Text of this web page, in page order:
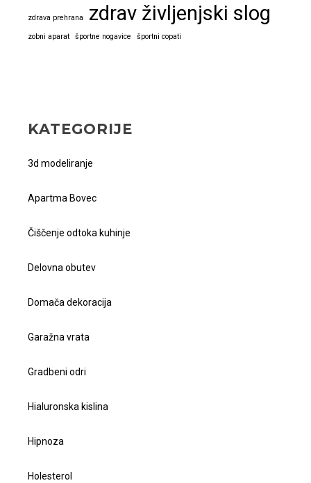
zdrava prehrana zdrav življenjski slog
zobni aparat športne nogavice športni copati
KATEGORIJE
3d modeliranje
Apartma Bovec
Čiščenje odtoka kuhinje
Delovna obutev
Domača dekoracija
Garažna vrata
Gradbeni odri
Hialuronska kislina
Hipnoza
Holesterol